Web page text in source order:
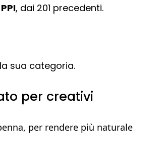
, dai 201 precedenti.
sua categoria.
per creativi
per rendere più naturale